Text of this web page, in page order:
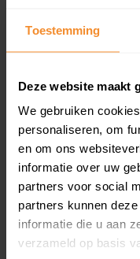
Toestemming
Deze website maakt
We gebruiken
personaliseren, om
en om ons
informatie over uw
partners voor social
partners kunnen
informatie die u aan
verzameld op basis
en koopdatum)
koopsommen.
Bekijk
Direct